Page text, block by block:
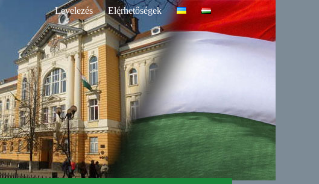
Levelezés Elérhetőségek